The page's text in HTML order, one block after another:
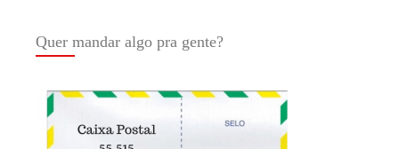
Quer mandar algo pra gente?